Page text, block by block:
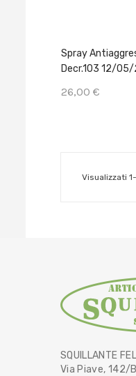
Spray
Decr.103 12/05/
26,00 €
Visualizzati
SQUILLANTE
Via Piave, 142/B